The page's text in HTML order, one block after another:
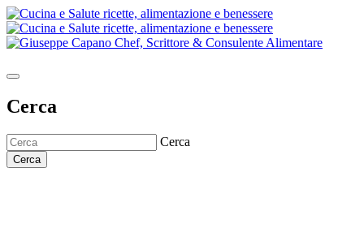
Cerca
Cerca
Cerca